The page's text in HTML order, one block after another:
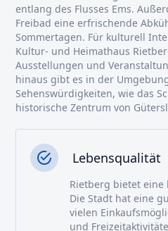
entlang des Flusses Ems.
Freibad eine erfrischende
Sommertagen. Für kulturell
Kultur- und Heimathaus
Ausstellungen und
hinaus gibt es in der
Sehenswürdigkeiten, wie das
historische Zentrum von
Lebensqualität
Rietberg bietet eine
Die Stadt hat eine
vielen
und